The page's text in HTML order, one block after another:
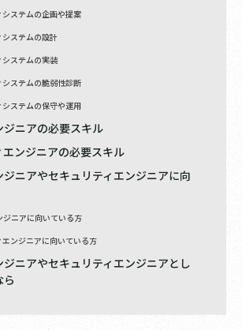
システムの企画や提案
システムの設計
システムの実装
システムの脆弱性診断
システムの保守や運用
ジニアの必要スキル
ンジニアの必要スキル
ジニアやセキュリティエンジニアに向
ジニアに向いている方
エンジニアに向いている方
ジニアやセキュリティエンジニアとし
ら